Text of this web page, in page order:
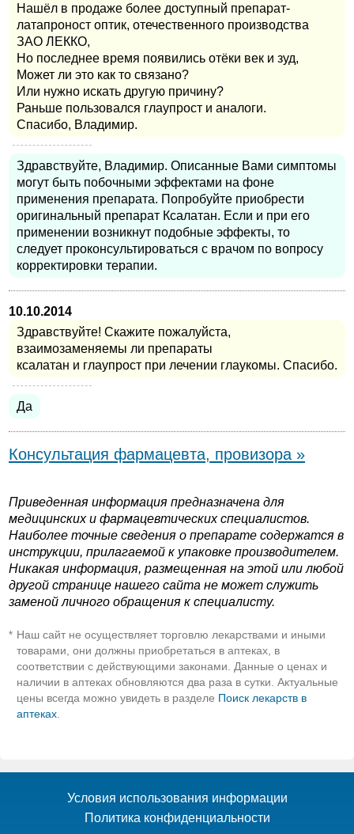
Нашёл в продаже более доступный препарат-
латапроност оптик, отечественного производства
ЗАО ЛЕККО,
Но последнее время появились отёки век и зуд,
Может ли это как то связано?
Или нужно искать другую причину?
Раньше пользовался глаупрост и аналоги.
Спасибо, Владимир.
Здравствуйте, Владимир. Описанные Вами симптомы
могут быть побочными эффектами на фоне
применения препарата. Попробуйте приобрести
оригинальный препарат Ксалатан. Если и при его
применении возникнут подобные эффекты, то
следует проконсультироваться с врачом по вопросу
корректировки терапии.
10.10.2014
Здравствуйте! Скажите пожалуйста,
взаимозаменяемы ли препараты
ксалатан и глаупрост при лечении глаукомы. Спасибо.
Да
Консультация фармацевта, провизора »
Приведенная информация предназначена для
медицинских и фармацевтических специалистов.
Наиболее точные сведения о препарате содержатся в
инструкции, прилагаемой к упаковке производителем.
Никакая информация, размещенная на этой или любой
другой странице нашего сайта не может служить
заменой личного обращения к специалисту.
* Наш сайт не осуществляет торговлю лекарствами и иными
товарами, они должны приобретаться в аптеках, в
соответствии с действующими законами. Данные о ценах и
наличии в аптеках обновляются два раза в сутки. Актуальные
цены всегда можно увидеть в разделе Поиск лекарств в
аптеках
Условия использования информации
Политика конфиденциальности